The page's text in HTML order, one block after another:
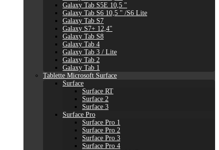
Galaxy Tab S5E 10,5 "
Galaxy Tab S6 10,5 " /S6 Lite
Galaxy Tab S7
Galaxy S7+ 12,4"
Galaxy Tab S8
Galaxy Tab 4
Galaxy Tab 3 / Lite
Galaxy Tab 2
Galaxy Tab 1
Tablette Microsoft Surface
Surface
Surface RT
Surface 2
Surface 3
Surface Pro
Surface Pro 1
Surface Pro 2
Surface Pro 3
Surface Pro 4